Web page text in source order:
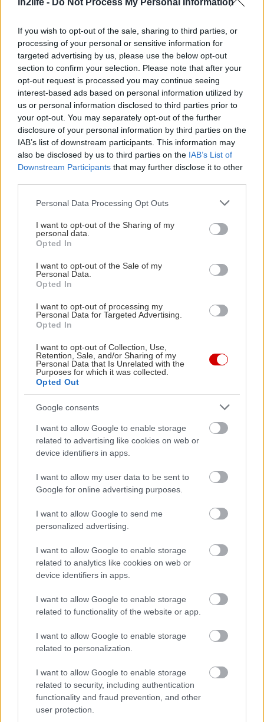
in2life - Do Not Process My Personal Information
If you wish to opt-out of the sale, sharing to third parties, or
processing of your personal or sensitive information for
targeted advertising by us, please use the below opt-out
section to confirm your selection. Please note that after your
opt-out request is processed you may continue seeing
interest-based ads based on personal information utilized by
us or personal information disclosed to third parties prior to
your opt-out. You may separately opt-out of the further
disclosure of your personal information by third parties on the
IAB’s list of downstream participants. This information may
also be disclosed by us to third parties on the IAB’s List of
Downstream Participants that may further disclose it to other
Please note that this website/app uses one or more Google
not limited to your visit or usage behaviour. You may click to
grant or deny consent to Google and its third-party tags to
use your data for below specified purposes in below Google
consent section.
Personal Data Processing Opt Outs
I want to opt-out of the Sharing of my
personal data.
Opted In
I want to opt-out of the Sale of my
Personal Data.
Opted In
I want to opt-out of processing my
Personal Data for Targeted Advertising.
Opted In
I want to opt-out of Collection, Use,
Retention, Sale, and/or Sharing of my
Personal Data that Is Unrelated with the
Purposes for which it was collected.
Opted Out
Google consents
I want to allow Google to enable storage
related to advertising like cookies on web or
device identifiers in apps.
I want to allow my user data to be sent to
Google for online advertising purposes.
I want to allow Google to send me
personalized advertising.
I want to allow Google to enable storage
related to analytics like cookies on web or
device identifiers in apps.
I want to allow Google to enable storage
related to functionality of the website or app.
I want to allow Google to enable storage
related to personalization.
I want to allow Google to enable storage
related to security, including authentication
functionality and fraud prevention, and other
user protection.
Όπως εύκολα μπορείς να μαντέψεις,η
αστρολογία ταξίδεψε από την Αίγυπτο στην
Ελλάδα, και από εκεί στη Ρώμη, της οποίας οι
αυτοκράτορες γρήγορα άρχισαν να
συμβουλεύονται τους προσωπικούς τους
αστρολόγους για τα πάντα, από τα οικογενειακά
τους (εύσχημος τρόπος να πούμε «γκομενικά
τους») μέχρι τις εκστρατείες τους. Δύο χιλιάδες
χρόνια αργότερα, η παράδοση καλά κρατεί.
Διαβάστε επίσης